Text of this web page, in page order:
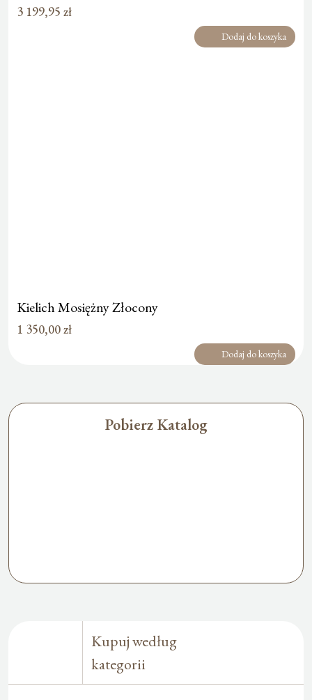
3 199,95 zł
Dodaj do koszyka
Kielich Mosiężny Złocony
1 350,00zł
Dodaj do koszyka
Pobierz Katalog
Kupuj według
kategorii